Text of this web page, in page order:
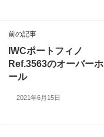
前の記事
IWCポートフィノ
Ref.3563のオーバーホ
ール
2021年6月15日